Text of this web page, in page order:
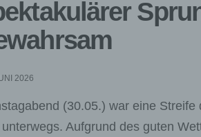
2026
(30.05.) war eine
Aufgrund des guten